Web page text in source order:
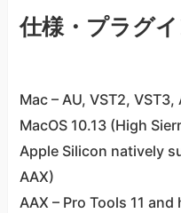
仕様・プラグ
Mac – AU, VST2, VST3,
MacOS 10.13 (High
Apple Silicon natively
AAX)
AAX – Pro Tools 11 and